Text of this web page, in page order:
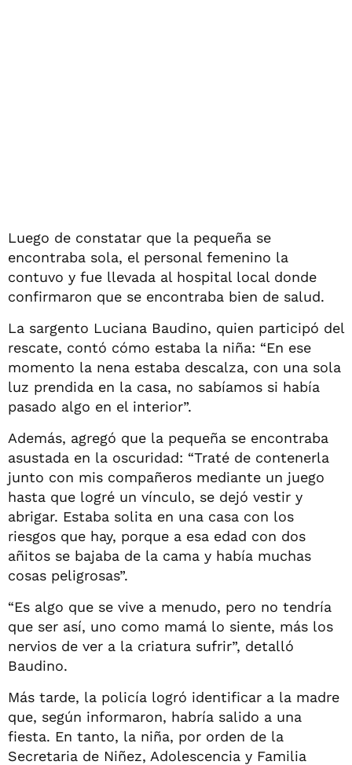
Luego de constatar que la pequeña se
encontraba sola, el personal femenino la
contuvo y fue llevada al hospital local donde
confirmaron que se encontraba bien de salud.
La sargento Luciana Baudino, quien participó del
rescate, contó cómo estaba la niña: “En ese
momento la nena estaba descalza, con una sola
luz prendida en la casa, no sabíamos si había
pasado algo en el interior”.
Además, agregó que la pequeña se encontraba
asustada en la oscuridad: “Traté de contenerla
junto con mis compañeros mediante un juego
hasta que logré un vínculo, se dejó vestir y
abrigar. Estaba solita en una casa con los
riesgos que hay, porque a esa edad con dos
añitos se bajaba de la cama y había muchas
cosas peligrosas”.
“Es algo que se vive a menudo, pero no tendría
que ser así, uno como mamá lo siente, más los
nervios de ver a la criatura sufrir”, detalló
Baudino.
Más tarde, la policía logró identificar a la madre
que, según informaron, habría salido a una
fiesta. En tanto, la niña, por orden de la
Secretaria de Niñez, Adolescencia y Familia